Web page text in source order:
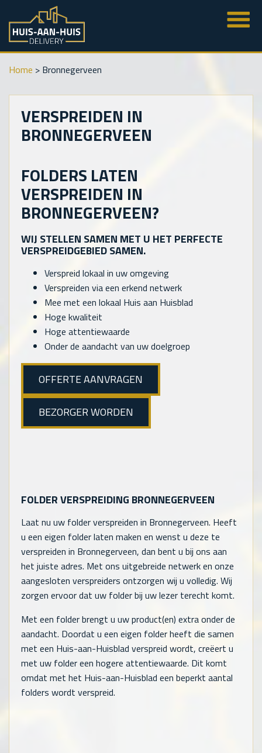
Home > Bronnegerveen
VERSPREIDEN IN
BRONNEGERVEEN
FOLDERS LATEN
VERSPREIDEN IN
BRONNEGERVEEN?
WIJ STELLEN SAMEN MET U HET PERFECTE
VERSPREIDGEBIED SAMEN.
Verspreid lokaal in uw omgeving
Verspreiden via een erkend netwerk
Mee met een lokaal Huis aan Huisblad
Hoge kwaliteit
Hoge attentiewaarde
Onder de aandacht van uw doelgroep
OFFERTE AANVRAGEN
BEZORGER WORDEN
FOLDER VERSPREIDING BRONNEGERVEEN
Laat nu uw folder verspreiden in Bronnegerveen. Heeft
u een eigen folder laten maken en wenst u deze te
verspreiden in Bronnegerveen, dan bent u bij ons aan
het juiste adres. Met ons uitgebreide netwerk en onze
aangesloten verspreiders ontzorgen wij u volledig. Wij
zorgen ervoor dat uw folder bij uw lezer terecht komt.
Met een folder brengt u uw product(en) extra onder de
aandacht. Doordat u een eigen folder heeft die samen
met een Huis-aan-Huisblad verspreid wordt, creëert u
met uw folder een hogere attentiewaarde. Dit komt
omdat met het Huis-aan-Huisblad een beperkt aantal
folders wordt verspreid.